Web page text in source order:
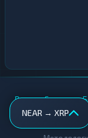
NEAR → XRP
Вики • Города •